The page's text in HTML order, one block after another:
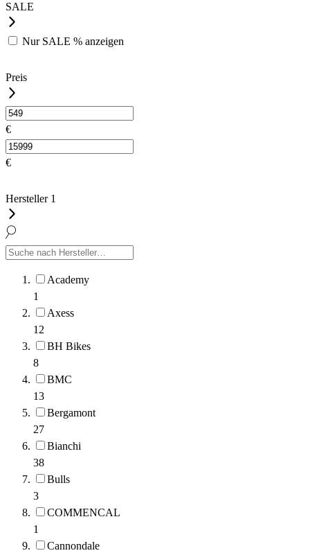
SALE
Nur SALE % anzeigen
Preis
€
€
Hersteller 1
Academy
1
Axess
12
BH Bikes
8
BMC
13
Bergamont
27
Bianchi
38
Bulls
3
COMMENCAL
1
Cannondale